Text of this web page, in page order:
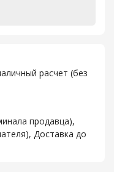
расчет (без
продавца),
Доставка до